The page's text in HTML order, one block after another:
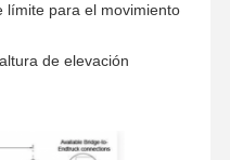
límite para el movimiento
de elevación